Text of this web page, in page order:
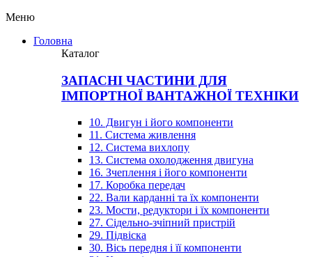
Меню
Головна
Каталог
ЗАПАСНІ ЧАСТИНИ ДЛЯ
ІМПОРТНОЇ ВАНТАЖНОЇ ТЕХНІКИ
10. Двигун і його компоненти
11. Система живлення
12. Система вихлопу
13. Система охолодження двигуна
16. Зчеплення і його компоненти
17. Коробка передач
22. Вали карданні та їх компоненти
23. Мости, редуктори і їх компоненти
27. Сідельно-зчіпний пристрій
29. Підвіска
30. Вісь передня і її компоненти